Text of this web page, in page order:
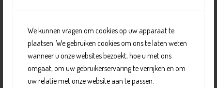
We kunnen vragen om cookies op uw apparaat te
plaatsen. We gebruiken cookies om ons te laten weten
wanneer u onze websites bezoekt, hoe u met ons
omgaat, om uw gebruikerservaring te verrijken en om
uw relatie met onze website aan te passen.
In de Wipmolen heeft wijkgemeente Immanuel een soos
voor ouderen. U kunt hier andere wijkbewoners
ontmoeten en er worden spelletjes, bingo en soms een